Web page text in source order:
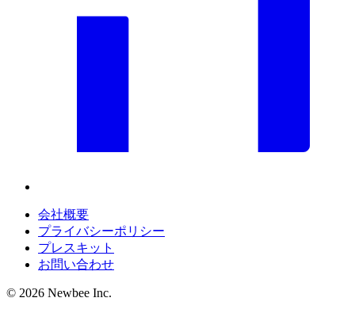
会社概要
プライバシーポリシー
プレスキット
お問い合わせ
© 2026 Newbee Inc.